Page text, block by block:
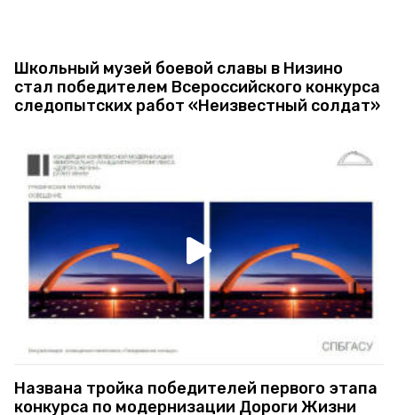
Школьный музей боевой славы в Низино
стал победителем Всероссийского конкурса
следопытских работ «Неизвестный солдат»
Названа тройка победителей первого этапа
конкурса по модернизации Дороги Жизни